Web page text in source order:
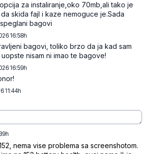
za instaliranje,oko 70mb,ali tako je
skida fajl i kaze nemoguce je.Sada
bagovi
16:58h
bagovi, toliko brzo da ja kad sam
nisam ni imao te bagove!
16:59h
11:44h
nema vise problema sa screenshotom.